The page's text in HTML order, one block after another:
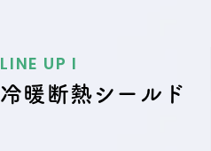
LINE UP I
冷暖断熱シールド